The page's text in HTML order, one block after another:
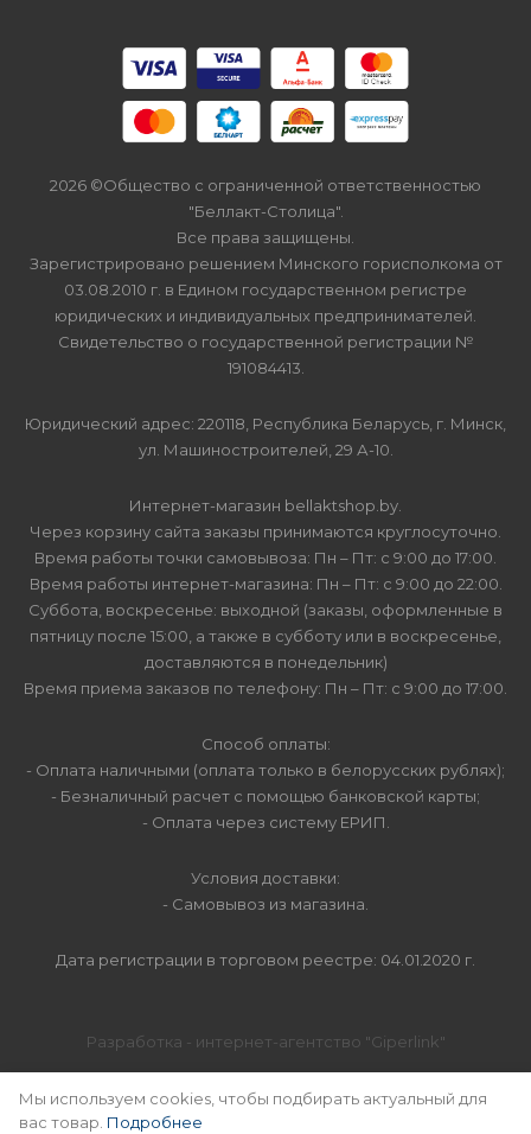
2026 ©Общество с ограниченной ответственностью
"Беллакт-Столица".
Все права защищены.
Зарегистрировано решением Минского горисполкома от
03.08.2010 г. в Едином государственном регистре
юридических и индивидуальных предпринимателей.
Свидетельство о государственной регистрации №
191084413.
Юридический адрес: 220118, Республика Беларусь, г. Минск,
ул. Машиностроителей, 29 А-10.
Интернет-магазин bellaktshop.by.
Через корзину сайта заказы принимаются круглосуточно.
Время работы точки самовывоза: Пн – Пт: с 9:00 до 17:00.
Время работы интернет-магазина: Пн – Пт: с 9:00 до 22:00.
Суббота, воскресенье: выходной (заказы, оформленные в
пятницу после 15:00, а также в субботу или в воскресенье,
доставляются в понедельник)
Время приема заказов по телефону: Пн – Пт: с 9:00 до 17:00.
Способ оплаты:
- Оплата наличными (оплата только в белорусских рублях);
- Безналичный расчет с помощью банковской карты;
- Оплата через систему ЕРИП.
Условия доставки:
- Самовывоз из магазина.
Дата регистрации в торговом реестре: 04.01.2020 г.
Разработка - интернет-агентство "Giperlink"
SEO-продвижение -"MABLES"
Мы используем cookies, чтобы подбирать актуальный для
вас товар. Подробнее